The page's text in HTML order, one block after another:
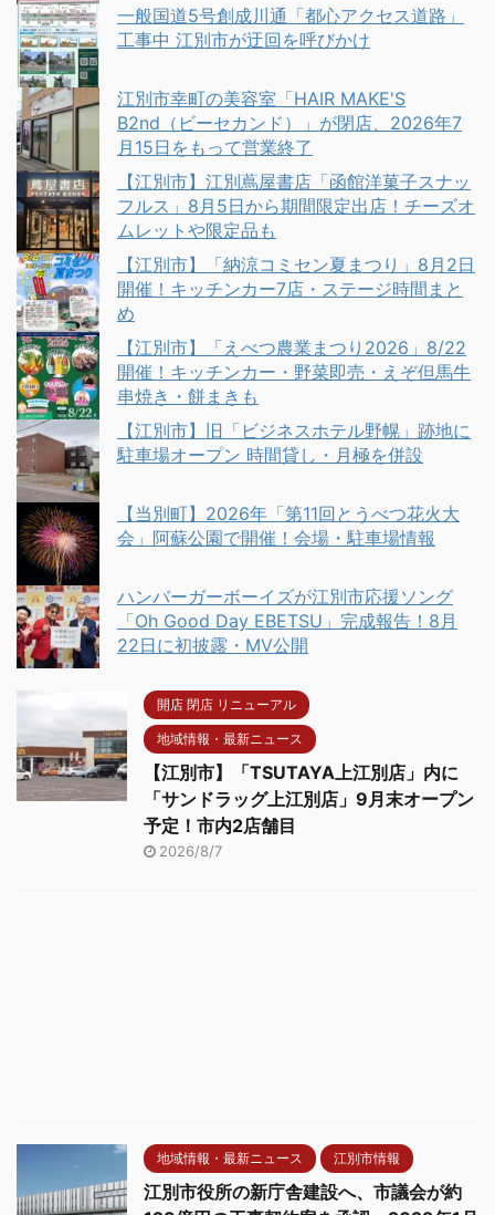
一般国道5号創成川通「都心アクセス道路」
工事中 江別市が迂回を呼びかけ
江別市幸町の美容室「HAIR MAKE'S
B2nd（ビーセカンド）」が閉店、2026年7
月15日をもって営業終了
【江別市】江別蔦屋書店「函館洋菓子スナッ
フルス」8月5日から期間限定出店！チーズオ
ムレットや限定品も
【江別市】「納涼コミセン夏まつり」8月2日
開催！キッチンカー7店・ステージ時間まと
め
【江別市】「えべつ農業まつり2026」8/22
開催！キッチンカー・野菜即売・えぞ但馬牛
串焼き・餅まきも
【江別市】旧「ビジネスホテル野幌」跡地に
駐車場オープン 時間貸し・月極を併設
【当別町】2026年「第11回とうべつ花火大
会」阿蘇公園で開催！会場・駐車場情報
ハンバーガーボーイズが江別市応援ソング
「Oh Good Day EBETSU」完成報告！8月
22日に初披露・MV公開
開店 閉店 リニューアル
地域情報・最新ニュース
【江別市】「TSUTAYA上江別店」内に
「サンドラッグ上江別店」9月末オープン
予定！市内2店舗目
2026/8/7
地域情報・最新ニュース 江別市情報
江別市役所の新庁舎建設へ、市議会が約